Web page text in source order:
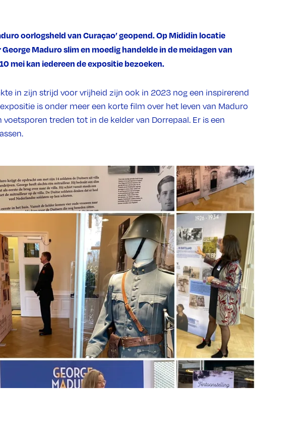
oorlogsheld van Curaçao’ geopend. Op Mididin locatie
Maduro slim en moedig handelde in de meidagen van
mei kan iedereen de expositie bezoeken.
in zijn strijd voor vrijheid zijn ook in 2023 nog een inspirerend
is onder meer een korte film over het leven van Maduro
treden tot in de kelder van Dorrepaal. Er is een